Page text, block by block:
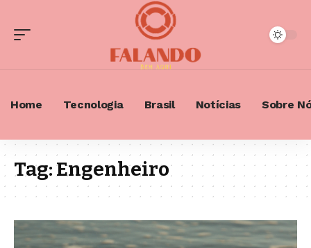
Home Tecnologia Brasil Notícias Sobre
Tag:Engenheiro